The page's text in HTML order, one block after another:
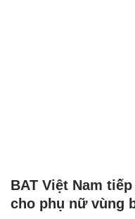
BAT Việt Nam
cho phụ nữ vùng